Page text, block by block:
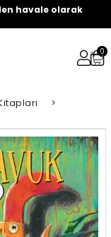
havale olarak
0
>